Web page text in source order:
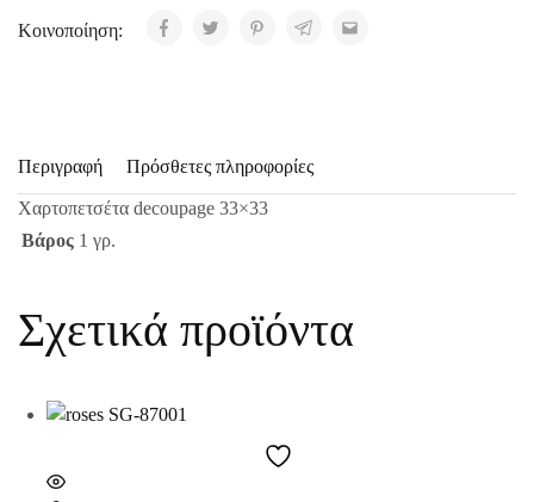
Κοινοποίηση:
Περιγραφή Πρόσθετες πληροφορίες
Χαρτοπετσέτα decoupage 33×33
Βάρος 1 γρ.
Σχετικά προϊόντα